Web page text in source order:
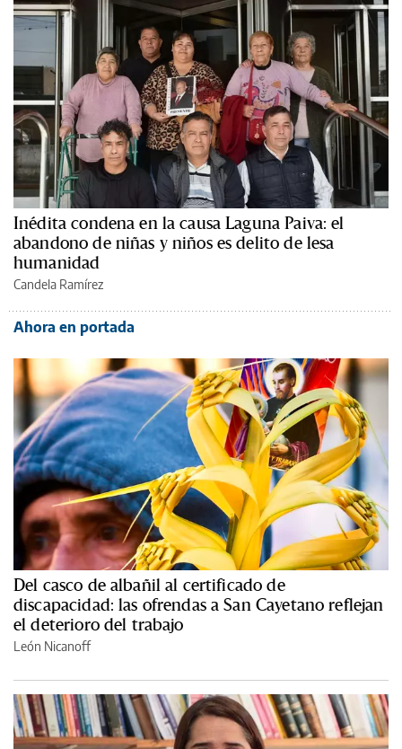
Inédita condena en la causa Laguna Paiva: el
abandono de niñas y niños es delito de lesa
humanidad
Candela Ramírez
Ahora en portada
Del casco de albañil al certificado de
discapacidad: las ofrendas a San Cayetano reflejan
el deterioro del trabajo
León Nicanoff